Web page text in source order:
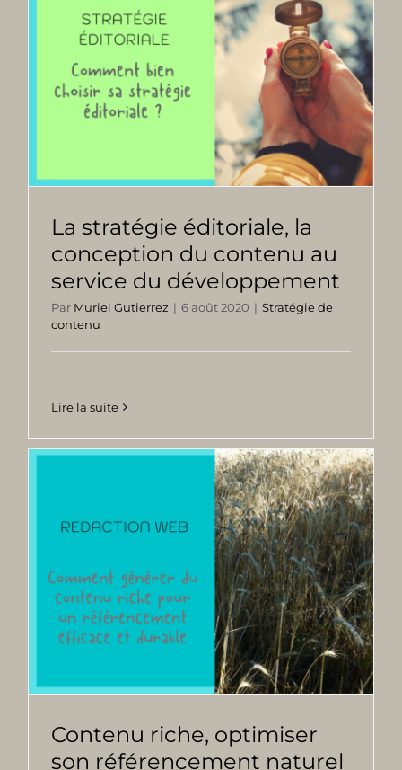
La stratégie éditoriale, la
conception du contenu au
service du développement
Par Muriel Gutierrez | 6 août 2020 | Stratégie de
contenu
Lire la suite
Contenu riche, optimiser
son référencement naturel